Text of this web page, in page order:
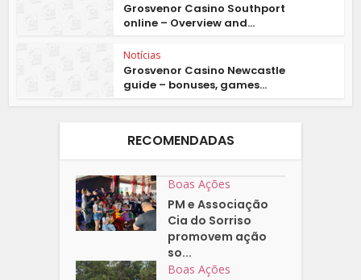
Grosvenor Casino Southport
online – Overview and...
Notícias
Grosvenor Casino Newcastle
guide – bonuses, games...
RECOMENDADAS
Boas Ações
PM e Associação
Cia do Sorriso
promovem ação
so...
Boas Ações